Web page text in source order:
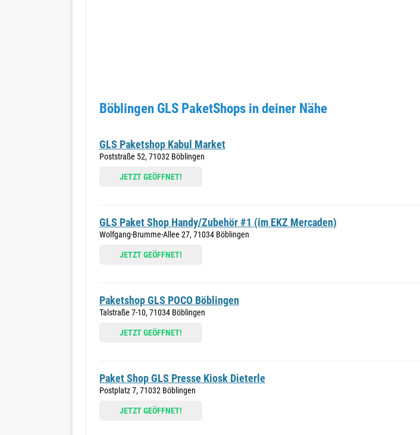
Böblingen GLS PaketShops in deiner Nähe
GLS Paketshop Kabul Market
Poststraße 52, 71032 Böblingen
JETZT GEÖFFNET!
GLS Paket Shop Handy/Zubehör #1 (im EKZ Mercaden)
Wolfgang-Brumme-Allee 27, 71034 Böblingen
JETZT GEÖFFNET!
Paketshop GLS POCO Böblingen
Talstraße 7-10, 71034 Böblingen
JETZT GEÖFFNET!
Paket Shop GLS Presse Kiosk Dieterle
Postplatz 7, 71032 Böblingen
JETZT GEÖFFNET!